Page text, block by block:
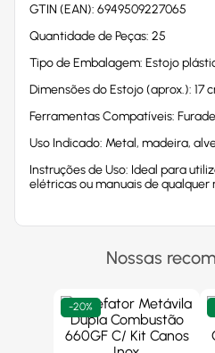
GTIN (EAN): 6949509227065
Quantidade de Peças: 25
Tipo de Embalagem: Estojo
Dimensões do Estojo (aprox.): 17
Ferramentas Compatíveis:
Uso Indicado: Metal, madeira,
Instruções de Uso: Ideal para
elétricas ou manuais de qualquer
Nossas
-20%